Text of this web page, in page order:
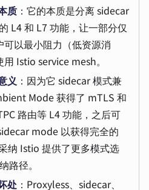
质 ：它的本质是分离 sidecar
L4 和 L7 功能，让一部分仅
以最小阻力（低资源消
Istio service mesh。
义 ：因为它 sidecar 模式兼
Mode 获得了 mTLS 和
路由等 L4 功能，之后可
mode 以获得完全的
纳 Istio 提供了更多模式选
路径。
处 ：Proxyless、sidecar、